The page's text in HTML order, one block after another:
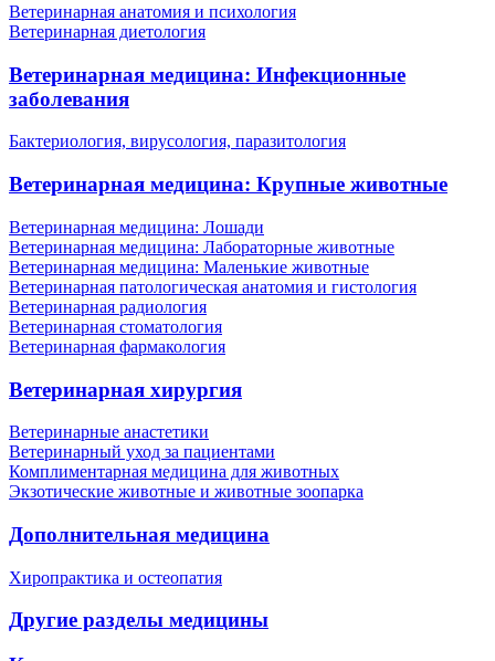
Ветеринарная анатомия и психология
Ветеринарная диетология
Ветеринарная медицина: Инфекционные
заболевания
Бактериология, вирусология, паразитология
Ветеринарная медицина: Крупные животные
Ветеринарная медицина: Лошади
Ветеринарная медицина: Лабораторные животные
Ветеринарная медицина: Маленькие животные
Ветеринарная патологическая анатомия и гистология
Ветеринарная радиология
Ветеринарная стоматология
Ветеринарная фармакология
Ветеринарная хирургия
Ветеринарные анастетики
Ветеринарный уход за пациентами
Комплиментарная медицина для животных
Экзотические животные и животные зоопарка
Дополнительная медицина
Хиропрактика и остеопатия
Другие разделы медицины